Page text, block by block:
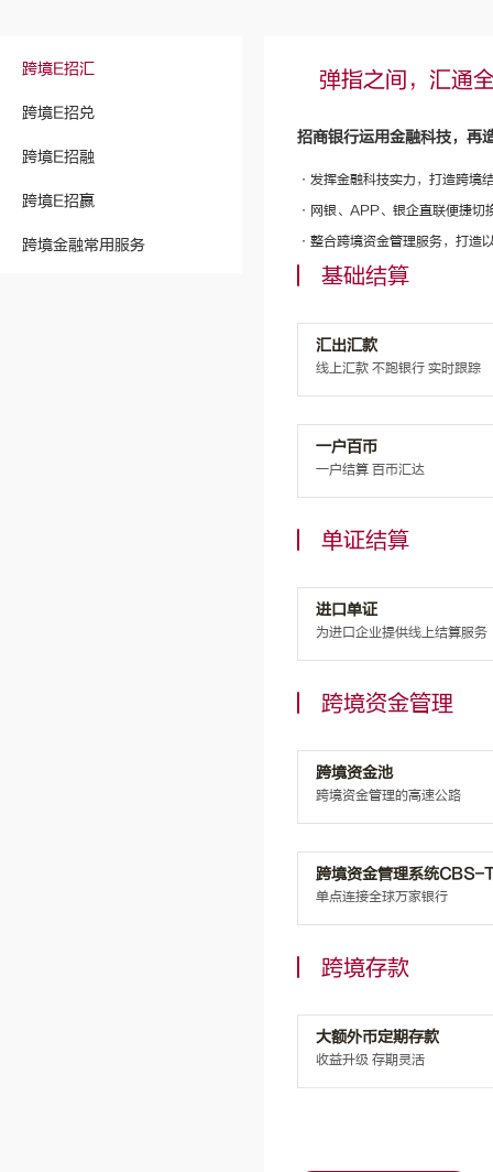
跨境E招汇
跨境E招兑
跨境E招融
跨境E招赢
跨境金融常用服务
弹指之间，汇通
招商银行运用金融科技，再
·发挥金融科技实力，打造跨境
·网银、APP、银企直联便捷切
·整合跨境资金管理服务，打造
基础结算
汇出汇款
线上汇款 不跑银行 实时跟踪
一户百币
一户结算 百币汇达
单证结算
进口单证
为进口企业提供线上结算服务
跨境资金管理
跨境资金池
跨境资金管理的高速公路
跨境资金管理系统CBS-
单点连接全球万家银行
跨境存款
大额外币定期存款
收益升级 存期灵活